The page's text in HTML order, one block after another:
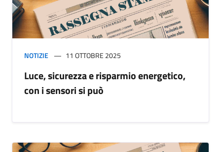
NOTIZIE 11 OTTOBRE 2025
Luce, sicurezza e risparmio energetico,
con i sensori si può